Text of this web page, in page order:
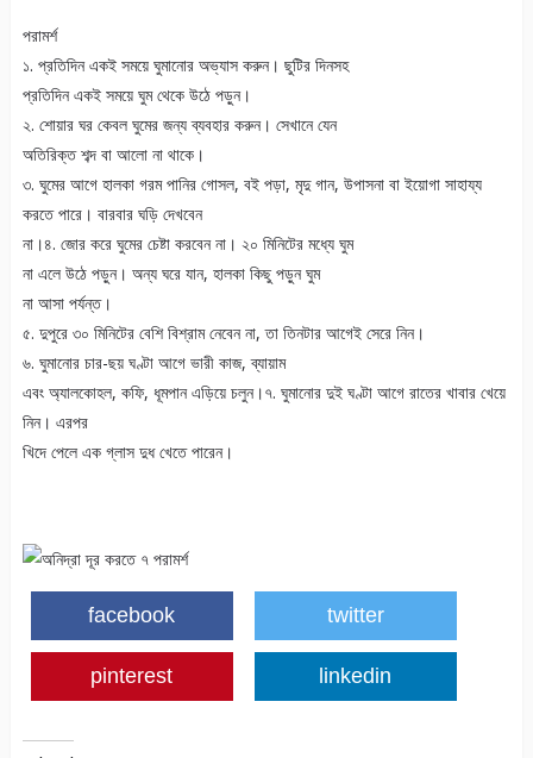
পরামর্শ
১. প্রতিদিন একই সময়ে ঘুমানোর অভ্যাস করুন। ছুটির দিনসহ
প্রতিদিন একই সময়ে ঘুম থেকে উঠে পড়ুন।
২. শোয়ার ঘর কেবল ঘুমের জন্য ব্যবহার করুন। সেখানে যেন
অতিরিক্ত শব্দ বা আলো না থাকে।
৩. ঘুমের আগে হালকা গরম পানির গোসল, বই পড়া, মৃদু গান, উপাসনা বা ইয়োগা সাহায্য
করতে পারে। বারবার ঘড়ি দেখবেন
না।৪. জোর করে ঘুমের চেষ্টা করবেন না। ২০ মিনিটের মধ্যে ঘুম
না এলে উঠে পড়ুন। অন্য ঘরে যান, হালকা কিছু পড়ুন ঘুম
না আসা পর্যন্ত।
৫. দুপুরে ৩০ মিনিটের বেশি বিশ্রাম নেবেন না, তা তিনটার আগেই সেরে নিন।
৬. ঘুমানোর চার-ছয় ঘণ্টা আগে ভারী কাজ, ব্যায়াম
এবং অ্যালকোহল, কফি, ধূমপান এড়িয়ে চলুন।৭. ঘুমানোর দুই ঘণ্টা আগে রাতের খাবার খেয়ে
নিন। এরপর
খিদে পেলে এক গ্লাস দুধ খেতে পারেন।
facebook twitter
pinterest linkedin